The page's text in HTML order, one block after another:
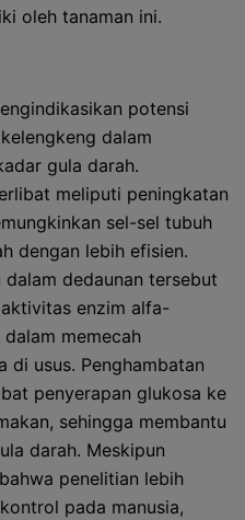
oleh tanaman ini.
potensi
dalam
gula darah.
meliputi peningkatan
sel-sel tubuh
dengan lebih efisien.
dedaunan tersebut
enzim alfa-
memecah
di usus. Penghambatan
penyerapan glukosa ke
sehingga membantu
darah. Meskipun
penelitian lebih
pada manusia,